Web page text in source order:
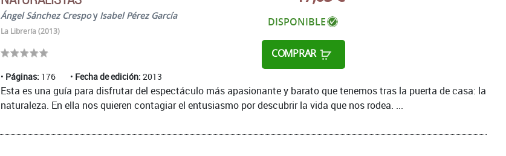
Ángel Sánchez Crespoy Isabel Pérez García
La Librería (2013)
Páginas: 176 Fecha de edición: 2013
DISPONIBLE
COMPRAR
Esta es una guía para disfrutar del espectáculo más apasionante y barato que tenemos tras la puerta de casa: la
naturaleza. En ella nos quieren contagiar el entusiasmo por descubrir la vida que nos rodea. ...